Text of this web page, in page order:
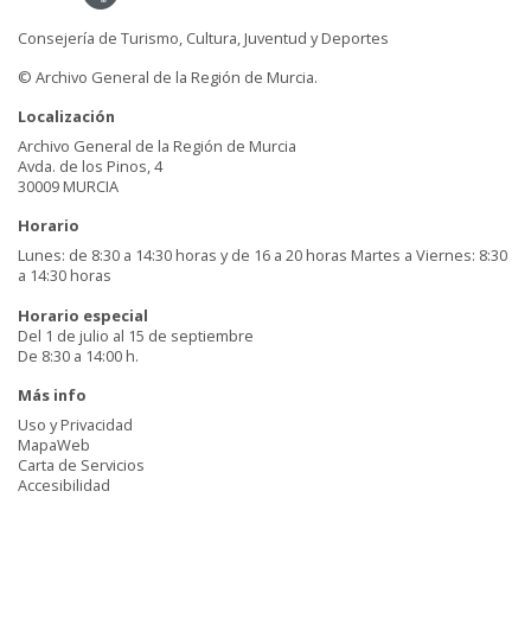
Consejería de Turismo, Cultura, Juventud y Deportes
© Archivo General de la Región de Murcia.
Localización
Archivo General de la Región de Murcia
Avda. de los Pinos, 4
30009 MURCIA
Horario
Lunes: de 8:30 a 14:30 horas y de 16 a 20 horas Martes a Viernes: 8:30
a 14:30 horas
Horario especial
Del 1 de julio al 15 de septiembre
De 8:30 a 14:00 h.
Más info
Uso y Privacidad
MapaWeb
Carta de Servicios
Accesibilidad